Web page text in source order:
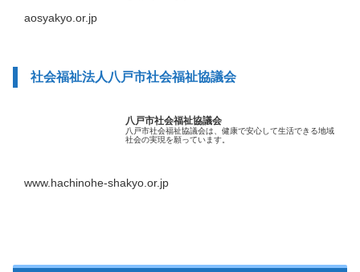
aosyakyo.or.jp
社会福祉法人八戸市社会福祉協議会
八戸市社会福祉協議会
八戸市社会福祉協議会は、健康で安心して生活できる地域
社会の実現を願っています。
www.hachinohe-shakyo.or.jp